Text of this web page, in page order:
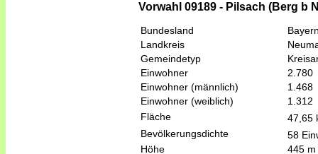
Vorwahl 09189 - Pilsach (Berg b
Bundesland
Landkreis
Gemeindetyp
Einwohner
2.780
Einwohner (männlich)
1.468
Einwohner (weiblich)
1.312
Fläche
47,65
Bevölkerungsdichte
58
Höhe
445 m